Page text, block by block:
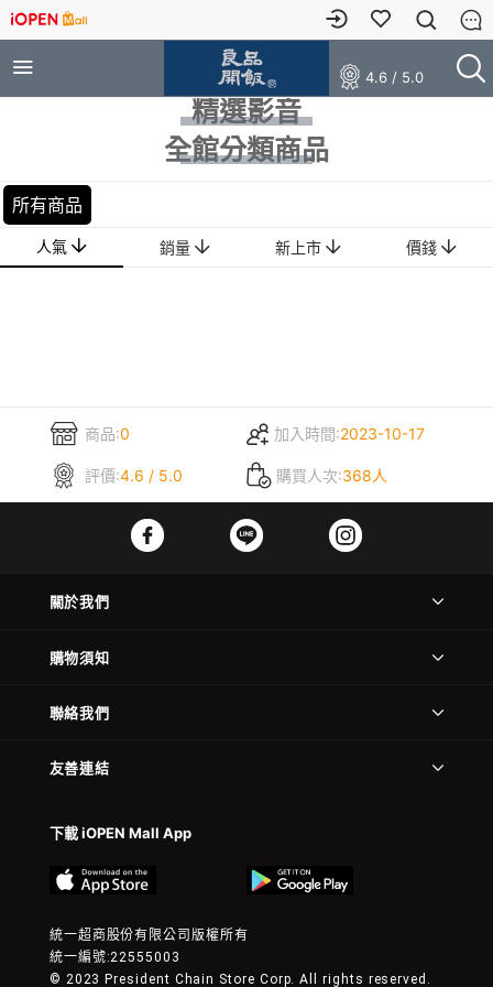
4.6 / 5.0
精選影音
全館分類商品
所有商品
人氣 銷量 新上市 價錢
商品:0 加入時間:2023-10-17
評價:4.6 / 5.0 購買人次:368人
關於我們
購物須知
聯絡我們
友善連結
下載 iOPEN Mall App
統一超商股份有限公司版權所有
統一編號:22555003
© 2023 President Chain Store Corp. All rights reserved.